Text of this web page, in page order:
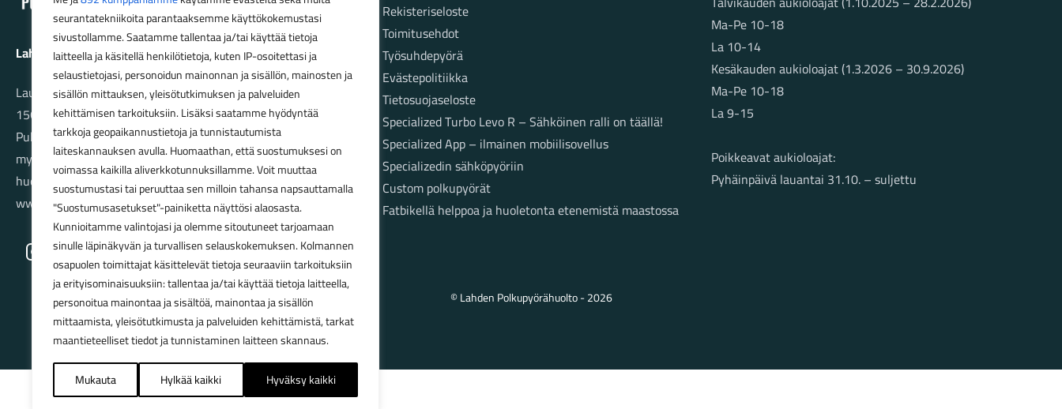
seurantatekniikoita parantaaksemme käyttökokemustasi
sivustollamme. Saatamme tallentaa ja/tai käyttää tietoja
laitteella ja käsitellä henkilötietoja, kuten IP-osoitettasi ja
selaustietojasi, personoidun mainonnan ja sisällön, mainosten ja
sisällön mittauksen, yleisötutkimuksen ja palveluiden
kehittämisen tarkoituksiin. Lisäksi saatamme hyödyntää
tarkkoja geopaikannustietoja ja tunnistautumista
laiteskannauksen avulla. Huomaathan, että suostumuksesi on
voimassa kaikilla aliverkkotunnuksillamme. Voit muuttaa
suostumustasi tai peruuttaa sen milloin tahansa napsauttamalla
"Suostumusasetukset"-painiketta näyttösi alaosasta.
Kunnioitamme valintojasi ja olemme sitoutuneet tarjoamaan
sinulle läpinäkyvän ja turvallisen selauskokemuksen. Kolmannen
osapuolen toimittajat käsittelevät tietoja seuraaviin tarkoituksiin
ja erityisominaisuuksiin: tallentaa ja/tai käyttää tietoja laitteella,
personoitua mainontaa ja sisältöä, mainontaa ja sisällön
mittaamista, yleisötutkimusta ja palveluiden kehittämistä, tarkat
maantieteelliset tiedot ja tunnistaminen laitteen skannaus.
Mukauta
Hylkää kaikki Hyväksy kaikki
Lahden Polkupyörähuolto Oy
Launeenkatu 80
15610 LAHTI
Puh. 03 733 9183
myynti@pyorakauppa.fi
huolto@pyorakauppa.fi
www.pyorakauppa.fi
InstagramFacebook
Rekisteriseloste
Toimitusehdot
Työsuhdepyörä
Evästepolitiikka
Tietosuojaseloste
Specialized Turbo Levo R – Sähköinen ralli on täällä!
Specialized App – ilmainen mobiilisovellus
Specializedin sähköpyöriin
Custom polkupyörät
Fatbikellä helppoa ja huoletonta etenemistä maastossa
Ma-Pe 10-18
La 10-14
Kesäkauden aukioloajat (1.3.2026 – 30.9.2026)
Ma-Pe 10-18
La 9-15
Poikkeavat aukioloajat:
Pyhäinpäivä lauantai 31.10. – suljettu
© Lahden Polkupyörähuolto - 2026